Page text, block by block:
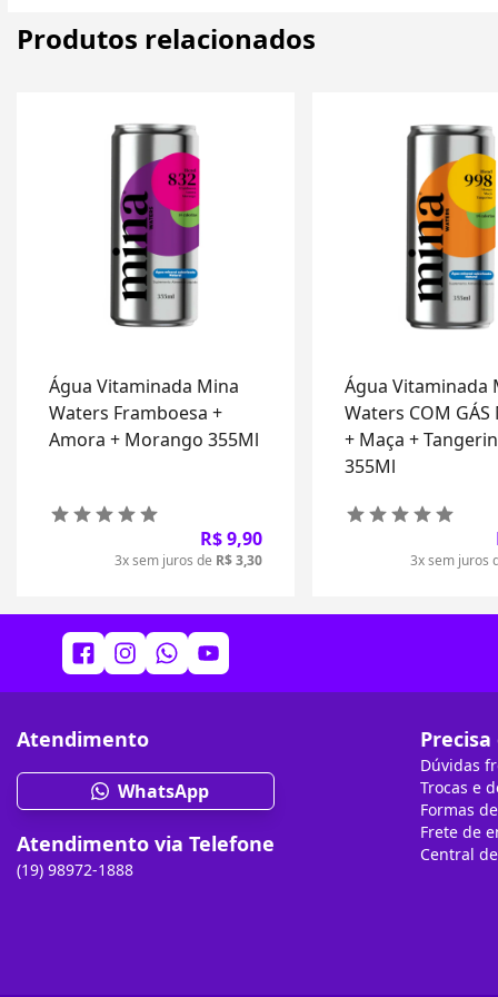
Produtos relacionados
Água Vitaminada Mina
Waters Framboesa +
Amora + Morango 355Ml
R$ 9,90
3x sem juros de R$ 3,30
Água Vitaminada
Waters COM
+ Maça +
355Ml
3x sem juros
Atendimento
WhatsApp
Atendimento via Telefone
(19) 98972-1888
Dúvidas
Trocas e
Formas
Frete de
Central